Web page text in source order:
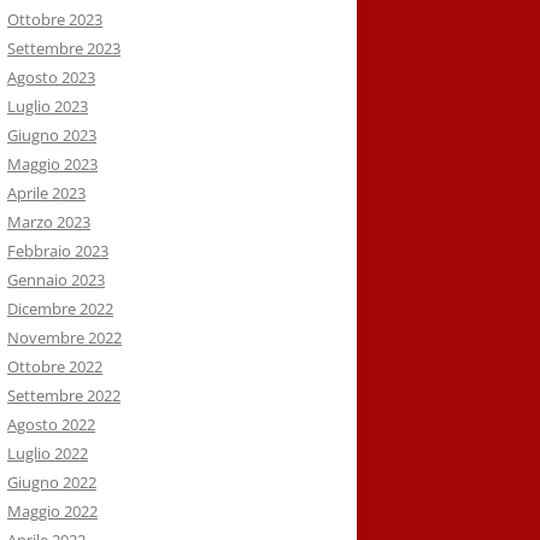
Ottobre 2023
Settembre 2023
Agosto 2023
Luglio 2023
Giugno 2023
Maggio 2023
Aprile 2023
Marzo 2023
Febbraio 2023
Gennaio 2023
Dicembre 2022
Novembre 2022
Ottobre 2022
Settembre 2022
Agosto 2022
Luglio 2022
Giugno 2022
Maggio 2022